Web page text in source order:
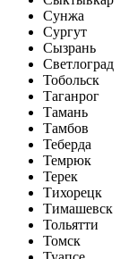
Сунжа
Сургут
Сызрань
Светлоград
Тобольск
Таганрог
Тамань
Тамбов
Теберда
Темрюк
Терек
Тихорецк
Тимашевск
Тольятти
Томск